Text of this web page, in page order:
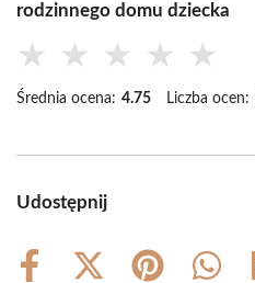
rodzinnego domu dziecka
★ ★ ★ ★ ★
Średnia ocena: 4.75 Liczba ocen:
Udostępnij
Share
Share
Share
Share